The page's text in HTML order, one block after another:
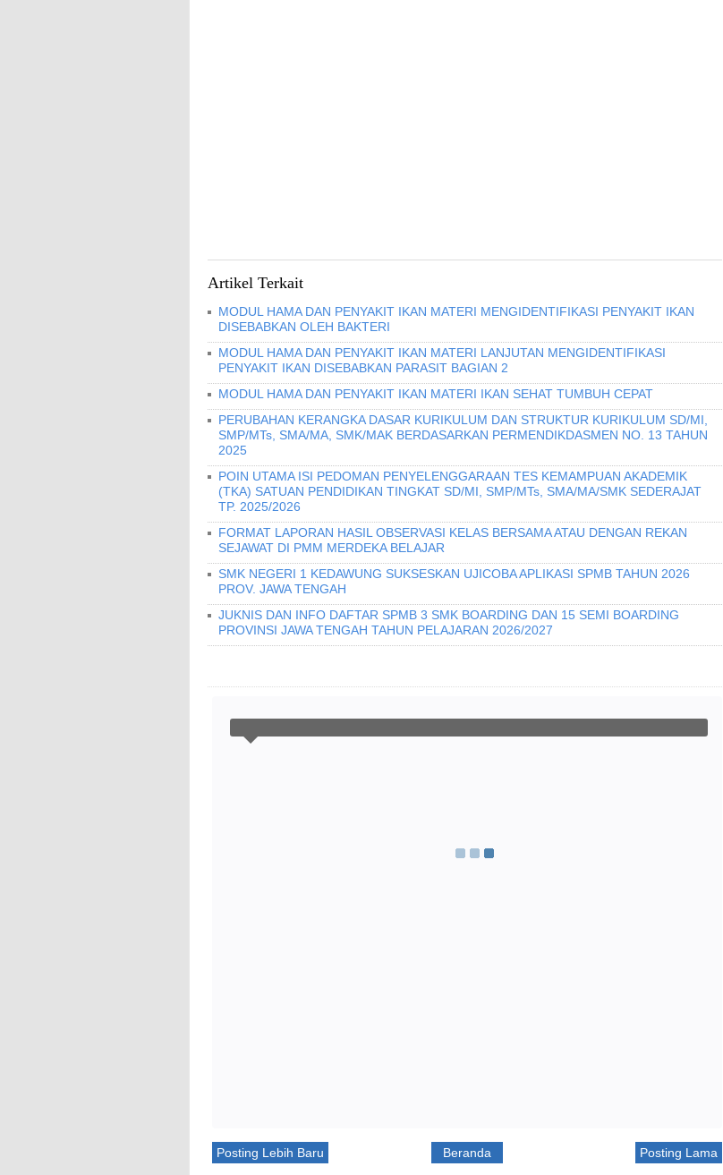
Artikel Terkait
MODUL HAMA DAN PENYAKIT IKAN MATERI MENGIDENTIFIKASI PENYAKIT IKAN
DISEBABKAN OLEH BAKTERI
MODUL HAMA DAN PENYAKIT IKAN MATERI LANJUTAN MENGIDENTIFIKASI
PENYAKIT IKAN DISEBABKAN PARASIT BAGIAN 2
MODUL HAMA DAN PENYAKIT IKAN MATERI IKAN SEHAT TUMBUH CEPAT
PERUBAHAN KERANGKA DASAR KURIKULUM DAN STRUKTUR KURIKULUM SD/MI,
SMP/MTs, SMA/MA, SMK/MAK BERDASARKAN PERMENDIKDASMEN NO. 13 TAHUN
2025
POIN UTAMA ISI PEDOMAN PENYELENGGARAAN TES KEMAMPUAN AKADEMIK
(TKA) SATUAN PENDIDIKAN TINGKAT SD/MI, SMP/MTs, SMA/MA/SMK SEDERAJAT
TP. 2025/2026
FORMAT LAPORAN HASIL OBSERVASI KELAS BERSAMA ATAU DENGAN REKAN
SEJAWAT DI PMM MERDEKA BELAJAR
SMK NEGERI 1 KEDAWUNG SUKSESKAN UJICOBA APLIKASI SPMB TAHUN 2026
PROV. JAWA TENGAH
JUKNIS DAN INFO DAFTAR SPMB 3 SMK BOARDING DAN 15 SEMI BOARDING
PROVINSI JAWA TENGAH TAHUN PELAJARAN 2026/2027
Posting Lebih Baru Posting Lama
Beranda